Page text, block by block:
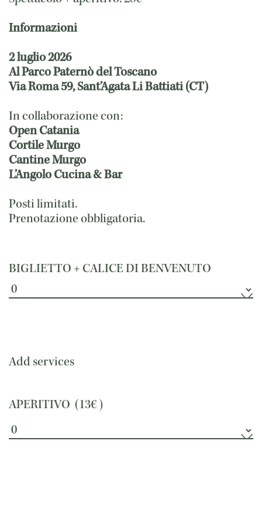
Informazioni
2 luglio 2026
Al Parco Paternò del Toscano
Via Roma 59, Sant’Agata Li Battiati (CT)
In collaborazione con:
Open Catania
Cortile Murgo
Cantine Murgo
L’Angolo Cucina & Bar
Posti limitati.
Prenotazione obbligatoria.
BIGLIETTO + CALICE DI BENVENUTO
Add services
APERITIVO (13€)